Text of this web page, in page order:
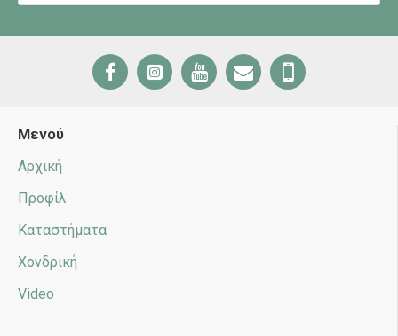
Μενού
Αρχική
Προφίλ
Καταστήματα
Χονδρική
Video